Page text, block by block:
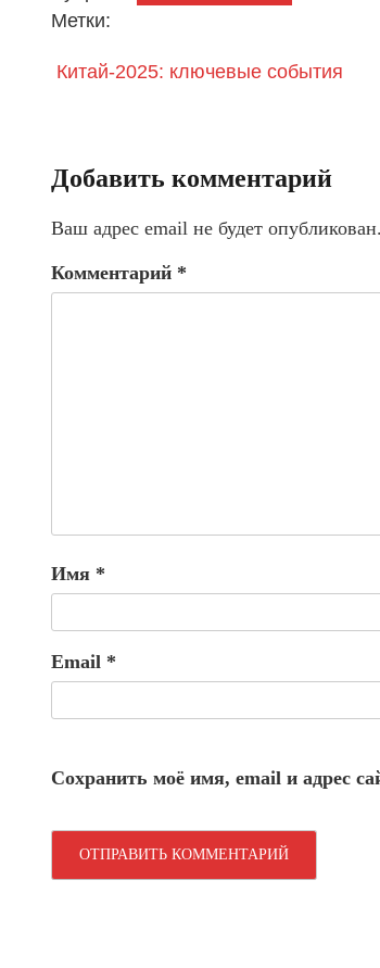
Метки:
Китай-2025: ключевые события
Добавить комментарий
Ваш адрес email не будет опубликован.
Комментарий *
Имя *
Email *
Сохранить моё имя, email и адрес